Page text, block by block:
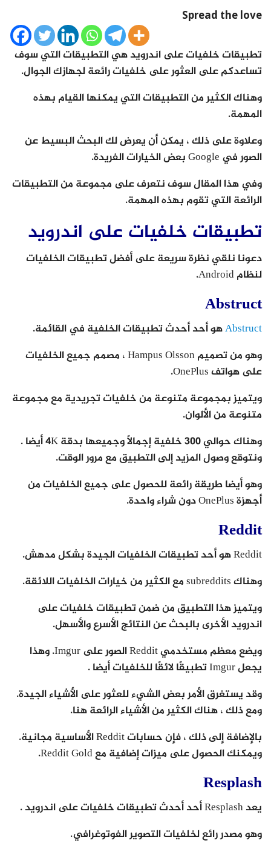
Spread the love
تطبيقات خلفيات على اندرويد هي التطبيقات التي سوف
تساعدكم على العثور على خلفيات رائعة لجهازك الجوال.
وهناك الكثير من التطبيقات التي يمكنها القيام بهذه
المهمة.
وعلاوة على ذلك ، يمكن أن يعرض لك البحث البسيط عن
الصور في Google بعض الخيارات الفريدة.
وفي هذا المقال سوف نتعرف على مجموعة من التطبيقات
الرائعة التي تقوم بهذه المهمة.
تطبيقات خلفيات على اندرويد
دعونا نلقي نظرة سريعة على أفضل تطبيقات الخلفيات
لنظام Android.
Abstruct
Abstructهو أحد أحدث تطبيقات الخلفية في القائمة.
وهو من تصميم Hampus Olsson ، مصمم جميع الخلفيات
على هواتف OnePlus.
ويتميز بمجموعة متنوعة من خلفيات تجريدية مع مجموعة
متنوعة من الألوان.
وهناك حوالي 300 خلفية إجمالاً وجميعها بدقة 4K أيضا .
ونتوقع وصول المزيد إلى التطبيق مع مرور الوقت.
وهو أيضا طريقة رائعة للحصول على جميع الخلفيات من
أجهزة OnePlus دون شراء واحدة.
Reddit
Reddit هو أحد تطبيقات الخلفيات الجيدة بشكل مدهش.
وهناك subreddits مع الكثير من خيارات الخلفيات اللائقة.
ويتميز هذا التطبيق من ضمن تطبيقات خلفيات على
اندرويد الأخرى بالبحث عن النتائج الأسرع والأسهل.
ويضع معظم مستخدمي Reddit الصور على Imgur. وهذا
يجعل Imgur تطبيقًا لائقًا للخلفيات أيضا .
وقد يستغرق الأمر بعض الشيء للعثور على الأشياء الجيدة.
ومع ذلك ، هناك الكثير من الأشياء الرائعة هنا.
بالإضافة إلى ذلك ، فإن حسابات Reddit الأساسية مجانية.
ويمكنك الحصول على ميزات إضافية مع Reddit Gold.
Resplash
يعد Resplash أحد أحدث تطبيقات خلفيات على اندرويد .
وهو مصدر رائع لخلفيات التصوير الفوتوغرافي.